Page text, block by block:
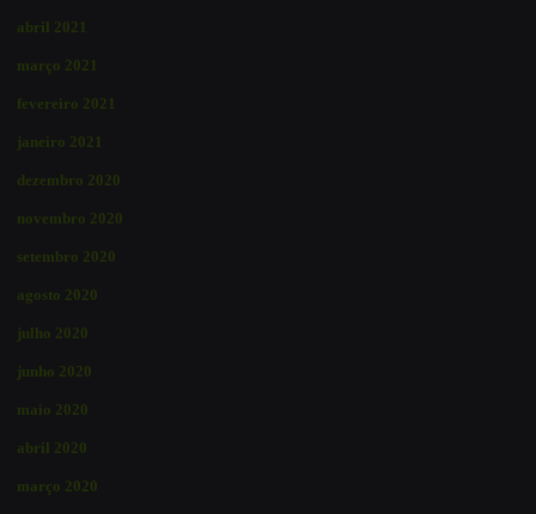
abril 2021
março 2021
fevereiro 2021
janeiro 2021
dezembro 2020
novembro 2020
setembro 2020
agosto 2020
julho 2020
junho 2020
maio 2020
abril 2020
março 2020